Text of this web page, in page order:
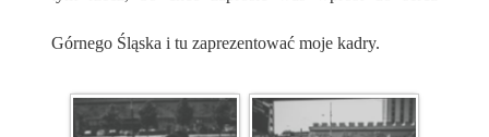
Górnego Śląska i tu zaprezentować moje kadry.